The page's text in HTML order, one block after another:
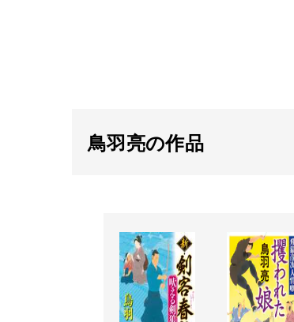
鳥羽亮の作品